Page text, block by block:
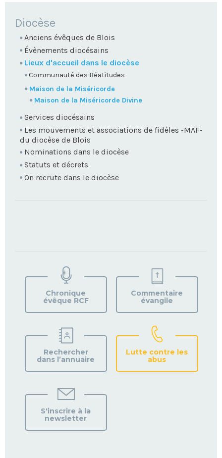
NAVIGATION
Diocèse
Anciens évêques de Blois
Évènements diocésains
Lieux d'accueil dans le diocèse
Communauté des Béatitudes
Maison de la Miséricorde
Maison de la Miséricorde Divine
Services diocésains
Les mouvements et associations de fidèles -MAF-
du diocèse de Blois
Nominations dans le diocèse
Statuts et décrets
On recrute dans le diocèse
VOTRE
PAROISSE
Chronique
évêque RCF
Commentaire
évangile
Rechercher
dans l’annuaire
Lutte contre les
abus
S'inscrire à la
newsletter